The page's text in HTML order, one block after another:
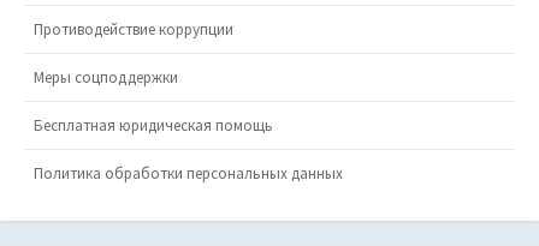
Противодействие коррупции
Меры соцподдержки
Бесплатная юридическая помощь
Политика обработки персональных данных